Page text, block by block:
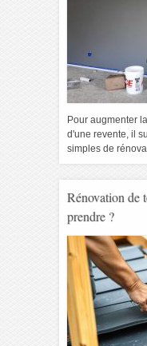
Pour augmenter
d'une revente, il
simples de
Rénovation de
prendre ?